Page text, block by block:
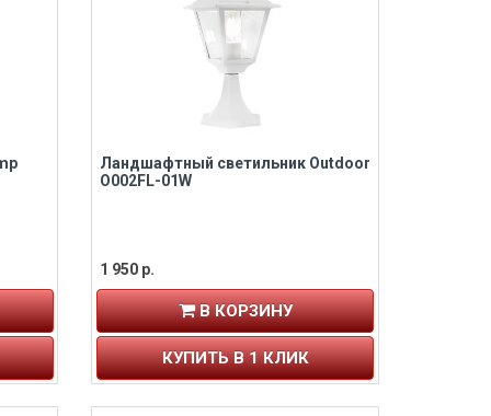
Ландшафтный светильник Outdoor
O002FL-01W
1 950 р.
В КОРЗИНУ
КУПИТЬ В 1 КЛИК